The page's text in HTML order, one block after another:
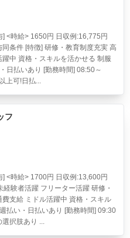
] <時給> 1650円 日収例:16,775円
条件 [特徴] 研修・教育制度充実 高
中 資格・スキルを活かせる 制服
日払いあり [勤務時間] 08:50～
上可!日払...
フ
] <時給> 1700円 日収例:13,600円
験者活躍 フリーター活躍 研修・
支給 ミドル活躍中 資格・スキル
払い・日払いあり [勤務時間] 09:30
択肢あり ...